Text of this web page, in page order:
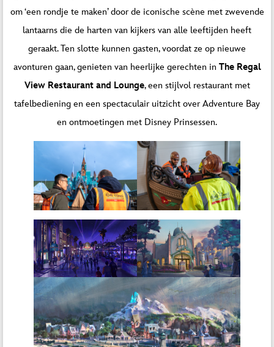
om ‘een rondje te maken’ door de iconische scène met zwevende
lantaarns die de harten van kijkers van alle leeftijden heeft
geraakt. Ten slotte kunnen gasten, voordat ze op nieuwe
avonturen gaan, genieten van heerlijke gerechten in The Regal
View Restaurant and Lounge, een stijlvol restaurant met
tafelbediening en een spectaculair uitzicht over Adventure Bay
en ontmoetingen met Disney Prinsessen.